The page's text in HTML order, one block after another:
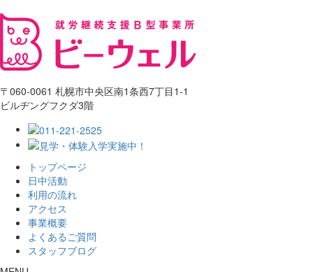
〒060-0061 札幌市中央区南1条西7丁目1-1
ビルヂングフクダ3階
トップページ
日中活動
利用の流れ
アクセス
事業概要
よくあるご質問
スタッフブログ